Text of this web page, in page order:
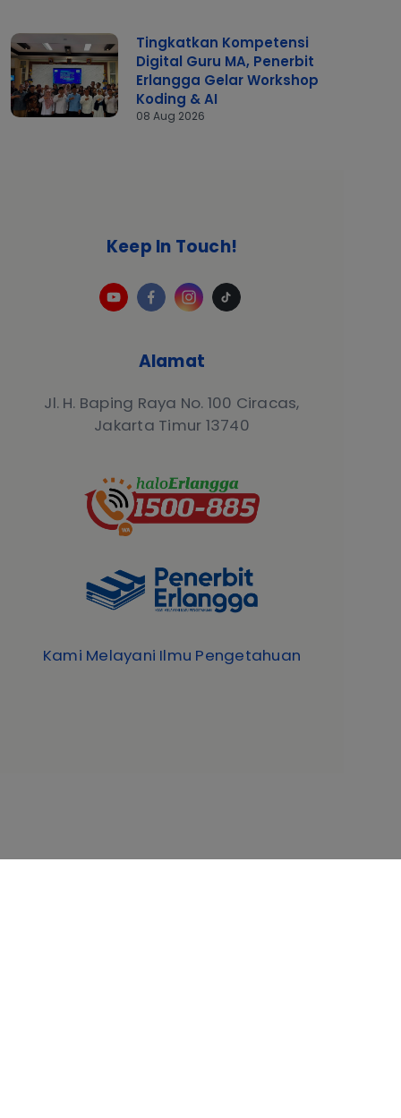
Tingkatkan Kompetensi
Digital Guru MA, Penerbit
Erlangga Gelar Workshop
Koding & AI
08 Aug 2026
Alamat
Jl. H. Baping Raya No. 100 Ciracas,
Jakarta Timur 13740
Keep In Touch!
Kami Melayani Ilmu Pengetahuan